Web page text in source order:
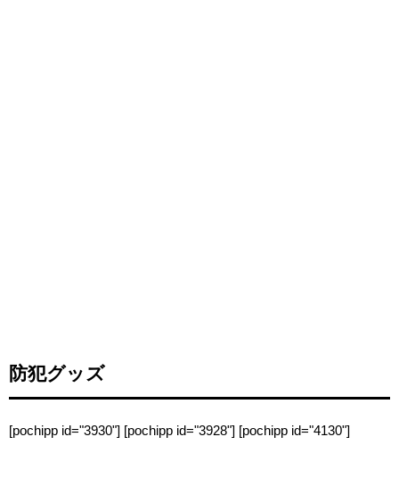
防犯グッズ
[pochipp id="3930"] [pochipp id="3928"] [pochipp id="4130"]